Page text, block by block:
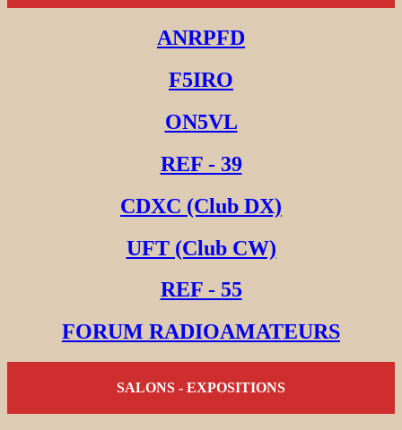
ANRPFD
F5IRO
ON5VL
REF - 39
CDXC (Club DX)
UFT (Club CW)
REF - 55
FORUM RADIOAMATEURS
SALONS - EXPOSITIONS